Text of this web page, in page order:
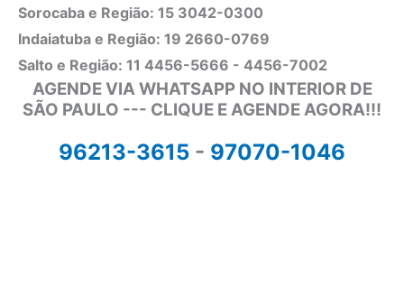
Sorocaba e Região: 15 3042-0300
Indaiatuba e Região: 19 2660-0769
Salto e Região: 11 4456-5666 - 4456-7002
AGENDE VIA WHATSAPP NO INTERIOR DE
SÃO PAULO --- CLIQUE E AGENDE AGORA!!!
96213-3615 - 97070-1046